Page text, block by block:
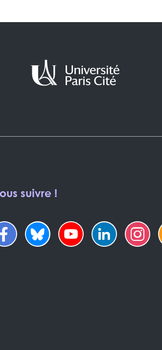
suivre !